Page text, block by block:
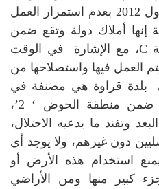
في صباح الثلاثاء 11 كانون أول 2012 بعدم استمرار العمل
إنها أملاك دولة وتقع ضمن
المناطق المعروفة بـالمنطقة C، مع الإشارة في الوقت
العمل فيها واستصلاحها من
بلدة قراوة هي مصنفة في
الخرائط والأوراق القانونية ضمن منطقة الحوض ‘ 2’،
وتفند ما يدعيه الاحتلال،
دون غيرهم، ولا يوجد أي
استخدام هذه الأرض أو
كبير منها ومن الأراضي